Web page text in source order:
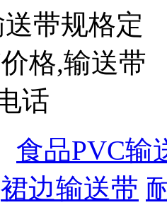
食品PVC输
裙边输送带